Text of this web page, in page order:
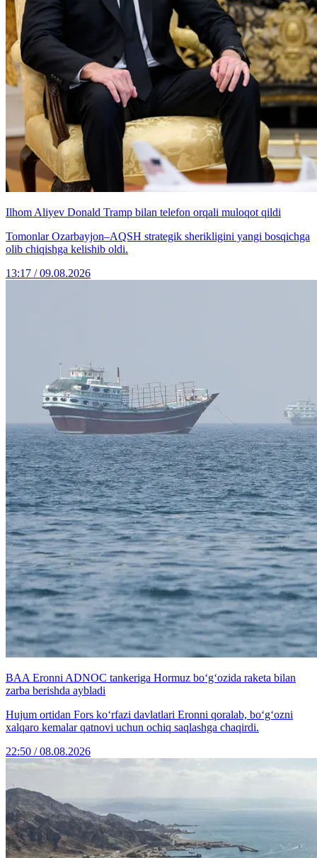
Ilhom Aliyev Donald Tramp bilan telefon orqali muloqot qildi
Tomonlar Ozarbayjon–AQSH strategik sherikligini yangi bosqichga
olib chiqishga kelishib oldi.
13:17 / 09.08.2026
BAA Eronni ADNOC tankeriga Hormuz bo‘g‘ozida raketa bilan
zarba berishda aybladi
Hujum ortidan Fors ko‘rfazi davlatlari Eronni qoralab, bo‘g‘ozni
xalqaro kemalar qatnovi uchun ochiq saqlashga chaqirdi.
22:50 / 08.08.2026